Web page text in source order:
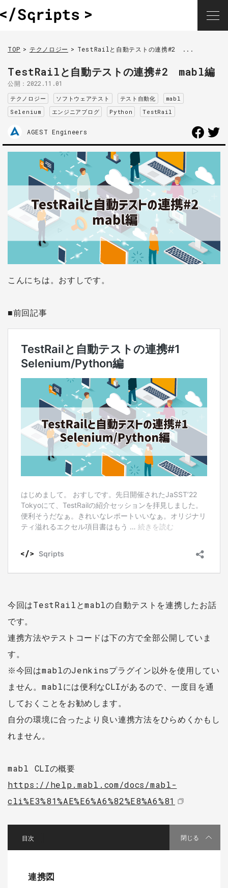
TOP テクノロジー TestRailと自動テストの連携#2 ...
TestRailと自動テストの連携#2 mabl編
公開：2022.11.01
テクノロジー ソフトウェアテスト テスト自動化
mabl
Selenium
エンジニアブログ Python TestRail
AGEST Engineers
こんにちは。おすしです。
■前回記事
今回はTestRailとmablの自動テストを連携したお話
です。
連携方法やテストコードは下の方で全部公開していま
す。
※今回はmablのJenkinsプラグイン以外を使用してい
ません。mablには便利なCLIがあるので、一度目を通
しておくことをお勧めします。
自分の環境に合ったより良い連携方法をひらめくかもし
れません。
mabl CLIの概要
https://help.mabl.com/docs/mabl-
cli%E3%81%AE%E6%A6%82%E8%A6%81
閉じる
連携図